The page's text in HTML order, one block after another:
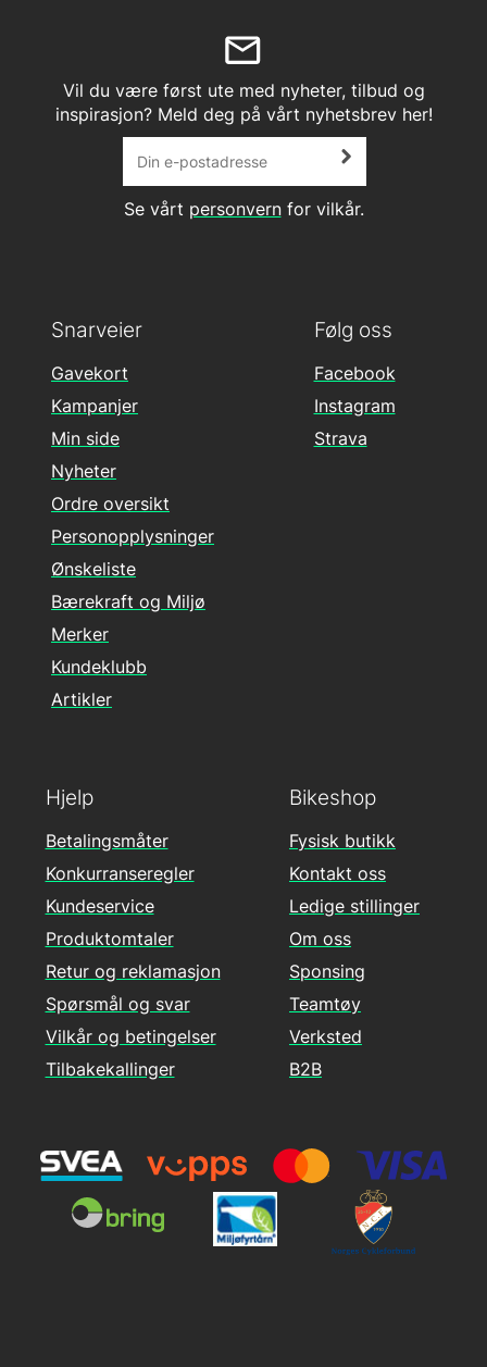
Vil du være først ute med nyheter, tilbud og
inspirasjon? Meld deg på vårt nyhetsbrev her!
Se vårt personvernfor vilkår.
Følg oss
Facebook
Instagram
Strava
Hjelp
Betalingsmåter
Konkurranseregler
Kundeservice
Produktomtaler
Retur og reklamasjon
Spørsmål og svar
Vilkår og betingelser
Tilbakekallinger
Snarveier
Gavekort
Kampanjer
Min side
Nyheter
Ordre oversikt
Personopplysninger
Ønskeliste
Bærekraft og Miljø
Merker
Kundeklubb
Artikler
Bikeshop
Fysisk butikk
Kontakt oss
Ledige stillinger
Om oss
Sponsing
Teamtøy
Verksted
B2B